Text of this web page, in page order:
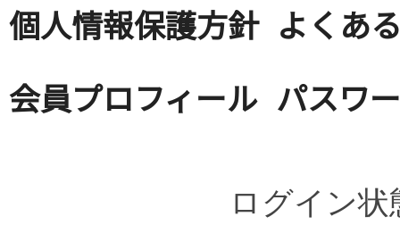
個人情報保護方針 よくあ
会員プロフィール パスワ
ログイン